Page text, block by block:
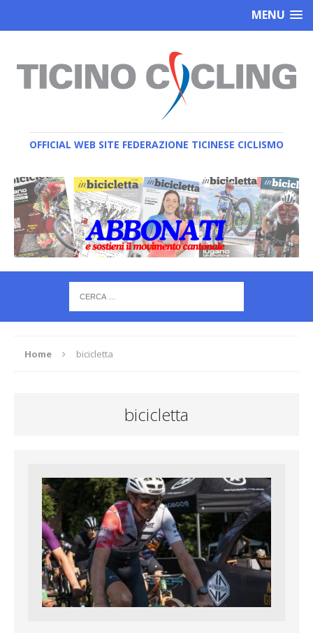
MENU
OFFICIAL WEB SITE FEDERAZIONE TICINESE CICLISMO
Home bicicletta
bicicletta